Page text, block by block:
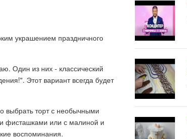
украшением праздничного
Один из них - классический
Этот вариант всегда будет
выбрать торт с необычными
фисташками или с малиной и
воспоминания.